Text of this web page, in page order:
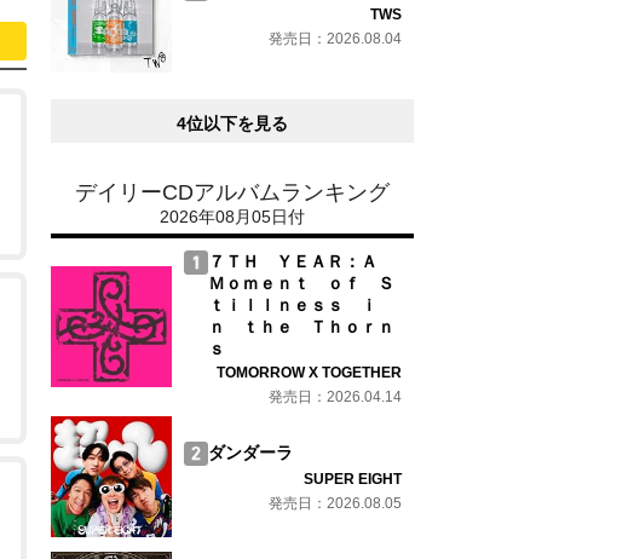
TWS
発売日：2026.08.04
4位以下を見る
デイリーCDアルバムランキング
2026年08月05日付
７ＴＨ ＹＥＡＲ：Ａ
Ｍｏｍｅｎｔ ｏｆ Ｓ
ｔｉｌｌｎｅｓｓ ｉ
ｎ ｔｈｅ Ｔｈｏｒｎ
ｓ
TOMORROW X TOGETHER
発売日：2026.04.14
ダンダーラ
SUPER EIGHT
発売日：2026.08.05